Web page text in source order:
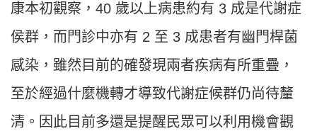
康本初觀察，40 歲以上病患約有 3 成是代謝症
侯群，而門診中亦有 2 至 3 成患者有幽門桿菌
感染，雖然目前的確發現兩者疾病有所重疊，
至於經過什麼機轉才導致代謝症候群仍尚待釐
清。因此目前多還是提醒民眾可以利用機會觀